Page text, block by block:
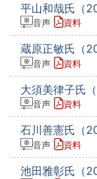
平山和哉氏（
音声 資料
蔵原正敏氏（
音声 資料
大須美律子氏
音声 資料
石川善憲氏（
音声 資料
池田雅彰氏（